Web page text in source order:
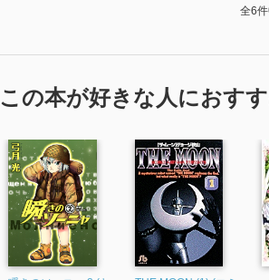
全6
この本が好きな人におす